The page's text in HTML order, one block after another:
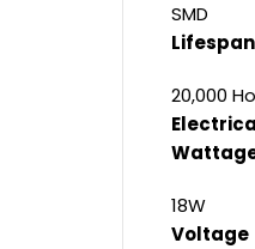
SMD
Lifespan
20,000
18W
Voltage